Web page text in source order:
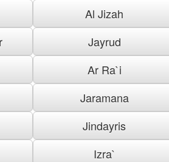
Al Jizah
Jayrud
Ar Ra`i
Jaramana
Jindayris
Izra`